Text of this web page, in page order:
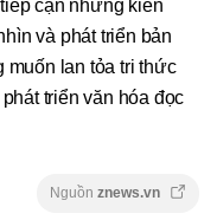
cận những kiến
và phát triển bản
muốn lan tỏa tri thức
triển văn hóa đọc
Nguồn znews.vn